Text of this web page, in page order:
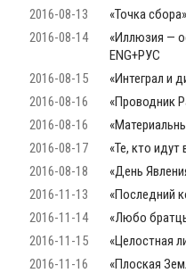
2016-08-13
«Точка
2016-08-14
«Иллюзия —
ENG+РУС
2016-08-15
«Интеграл и
2016-08-16
«Проводник
2016-08-16
2016-08-17
«Те, кто идут
2016-08-18
«День
2016-11-13
«Последний
2016-11-14
«Любо
2016-11-15
«Целостная
2016-11-16
«Плоская